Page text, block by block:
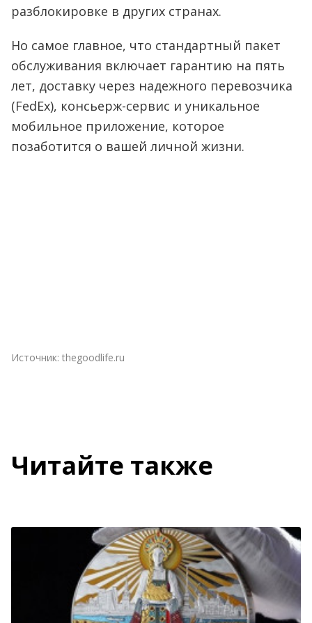
разблокировке в других странах.
Но самое главное, что стандартный пакет
обслуживания включает гарантию на пять
лет, доставку через надежного перевозчика
(FedEx), консьерж-сервис и уникальное
мобильное приложение, которое
позаботится о вашей личной жизни.
Источник: thegoodlife.ru
Читайте также